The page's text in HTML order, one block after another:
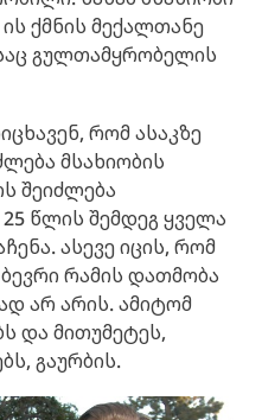
ქმნის მექალთანე
გულთამყრობელის
რომ ასაკზე
მსახიობის
შეიძლება
წლის შემდეგ ყველა
ასევე იცის, რომ
რამის დათმობა
არ არის. ამიტომ
და მითუმეტეს,
გაურბის.